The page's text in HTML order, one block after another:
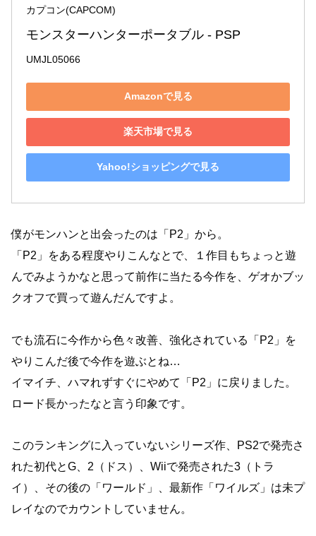
カプコン(CAPCOM)
モンスターハンターポータブル - PSP
UMJL05066
Amazonで見る
楽天市場で見る
Yahoo!ショッピングで見る
僕がモンハンと出会ったのは「P2」から。
「P2」をある程度やりこんなとで、１作目もちょっと遊
んでみようかなと思って前作に当たる今作を、ゲオかブッ
クオフで買って遊んだんですよ。
でも流石に今作から色々改善、強化されている「P2」を
やりこんだ後で今作を遊ぶとね…
イマイチ、ハマれずすぐにやめて「P2」に戻りました。
ロード長かったなと言う印象です。
このランキングに入っていないシリーズ作、PS2で発売さ
れた初代とG、2（ドス）、Wiiで発売された3（トラ
イ）、その後の「ワールド」、最新作「ワイルズ」は未プ
レイなのでカウントしていません。